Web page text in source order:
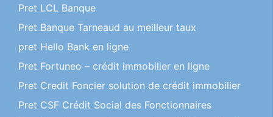
Pret LCL Banque
Pret Banque Tarneaud au meilleur taux
pret Hello Bank en ligne
Pret Fortuneo – crédit immobilier en ligne
Pret Credit Foncier solution de crédit immobilier
Pret CSF Crédit Social des Fonctionnaires